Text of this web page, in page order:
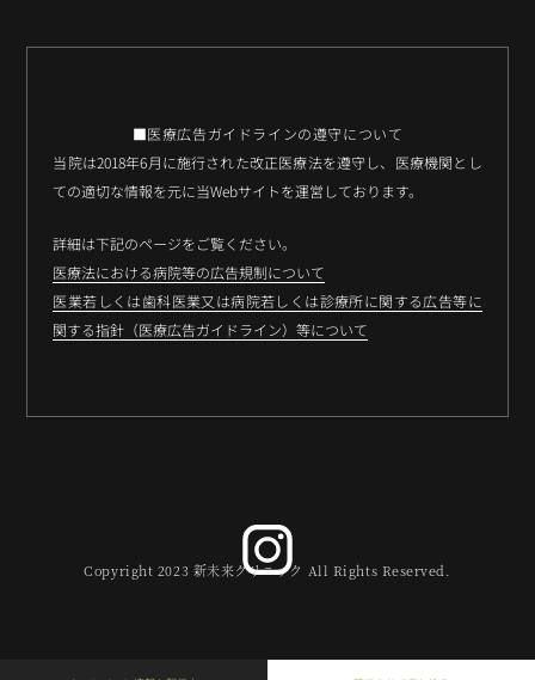
■医療広告ガイドラインの遵守について
当院は2018年6月に施行された改正医療法を遵守し、医療機関とし
ての適切な情報を元に当Webサイトを運営しております。
詳細は下記のページをご覧ください。
医療法における病院等の広告規制について
医業若しくは歯科医業又は病院若しくは診療所に関する広告等に
関する指針（医療広告ガイドライン）等について
Copyright 2023 新未来クリニック All Rights Reserved.